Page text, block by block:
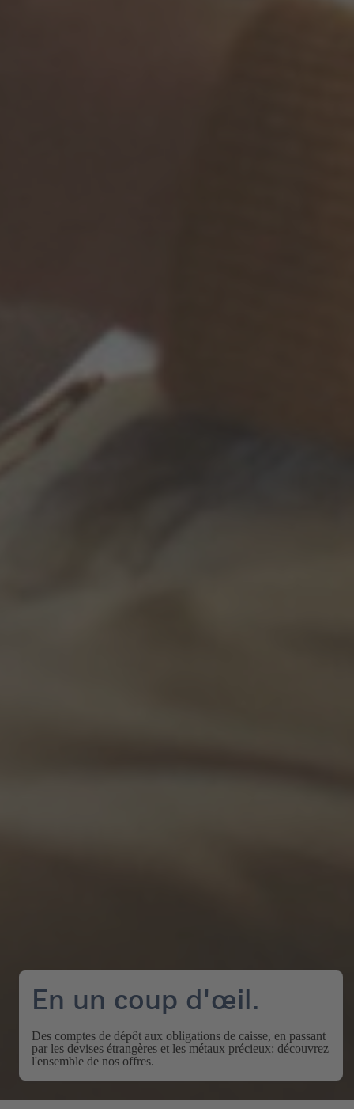
En un coup d'œil.
Des comptes de dépôt aux obligations de caisse, en passant
par les devises étrangères et les métaux précieux: découvrez
l'ensemble de nos offres.